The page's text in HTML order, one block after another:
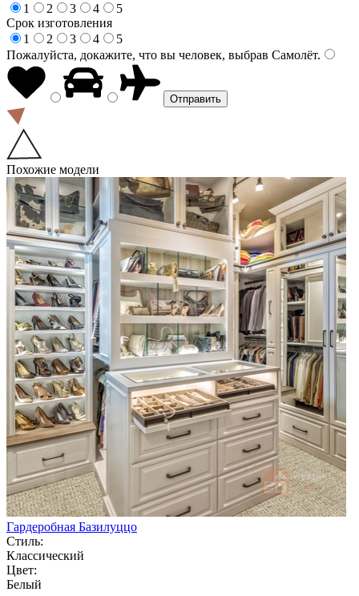
1
2 3 4
5
Срок изготовления
1
2 3 4
5
Пожалуйста, докажите, что вы человек, выбрав Самолёт.
Похожие модели
Гардеробная Базилуццо
Стиль:
Классический
Цвет:
Белый